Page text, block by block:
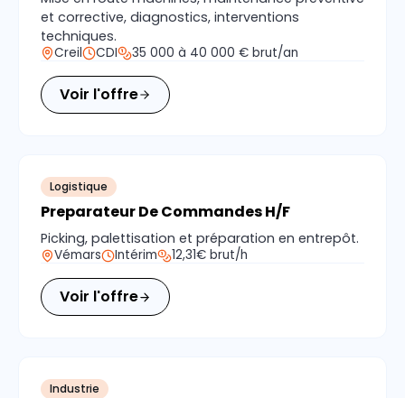
et corrective, diagnostics, interventions
techniques.
Creil CDI 35 000 à 40 000 € brut/an
Voir l'offre
Logistique
Preparateur De Commandes H/F
Picking, palettisation et préparation en entrepôt.
Vémars Intérim 12,31€ brut/h
Voir l'offre
Industrie